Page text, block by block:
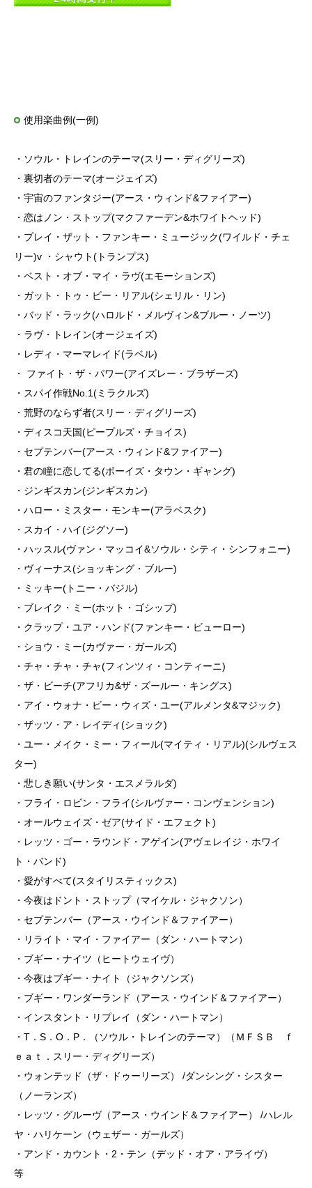
使用楽曲例(一例)
・ソウル・トレインのテーマ(スリー・ディグリーズ)
・裏切者のテーマ(オージェイズ)
・宇宙のファンタジー(アース・ウィンド&ファイアー)
・恋はノン・ストップ(マクファーデン&ホワイトヘッド)
・プレイ・ザット・ファンキー・ミュージック(ワイルド・チェ
リー)v ・シャウト(トランプス)
・ベスト・オブ・マイ・ラヴ(エモーションズ)
・ガット・トゥ・ビー・リアル(シェリル・リン)
・バッド・ラック(ハロルド・メルヴィン&ブルー・ノーツ)
・ラヴ・トレイン(オージェイズ)
・レディ・マーマレイド(ラベル)
・ ファイト・ザ・パワー(アイズレー・ブラザーズ)
・スパイ作戦No.1(ミラクルズ)
・荒野のならず者(スリー・ディグリーズ)
・ディスコ天国(ピープルズ・チョイス)
・セプテンバー(アース・ウィンド&ファイアー)
・君の瞳に恋してる(ボーイズ・タウン・ギャング)
・ジンギスカン(ジンギスカン)
・ハロー・ミスター・モンキー(アラベスク)
・スカイ・ハイ(ジグソー)
・ハッスル(ヴァン・マッコイ&ソウル・シティ・シンフォニー)
・ヴィーナス(ショッキング・ブルー)
・ミッキー(トニー・バジル)
・ブレイク・ミー(ホット・ゴシップ)
・クラップ・ユア・ハンド(ファンキー・ビューロー)
・ショウ・ミー(カヴァー・ガールズ)
・チャ・チャ・チャ(フィンツィ・コンティーニ)
・ザ・ビーチ(アフリカ&ザ・ズールー・キングス)
・アイ・ウォナ・ビー・ウィズ・ユー(アルメンタ&マジック)
・ザッツ・ア・レイディ(ショック)
・ユー・メイク・ミー・フィール(マイティ・リアル)(シルヴェス
ター)
・悲しき願い(サンタ・エスメラルダ)
・フライ・ロビン・フライ(シルヴァー・コンヴェンション)
・オールウェイズ・ゼア(サイド・エフェクト)
・レッツ・ゴー・ラウンド・アゲイン(アヴェレイジ・ホワイ
ト・バンド)
・愛がすべて(スタイリスティックス)
・今夜はドント・ストップ（マイケル・ジャクソン）
・セプテンバー（アース・ウインド＆ファイアー）
・リライト・マイ・ファイアー（ダン・ハートマン）
・ブギー・ナイツ（ヒートウェイヴ）
・今夜はブギー・ナイト（ジャクソンズ）
・ブギー・ワンダーランド（アース・ウインド＆ファイアー）
・インスタント・リプレイ（ダン・ハートマン）
・T．S．O．P．（ソウル・トレインのテーマ）（ＭＦＳＢ ｆ
ｅａｔ．スリー・ディグリーズ）
・ウォンテッド（ザ・ドゥーリーズ） /ダンシング・シスター
（ノーランズ）
・レッツ・グルーヴ（アース・ウインド＆ファイアー） /ハレル
ヤ・ハリケーン（ウェザー・ガールズ）
・アンド・カウント・2・テン（デッド・オア・アライヴ）
等